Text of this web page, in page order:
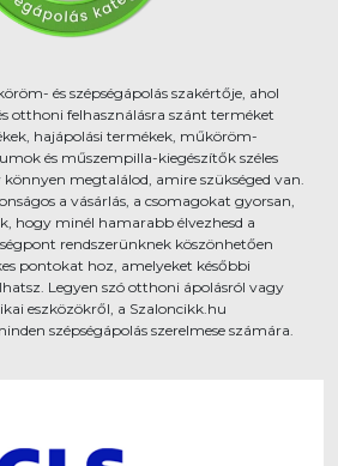
és szépségápolás szakértője, ahol
otthoni felhasználásra szánt terméket
hajápolási termékek, műköröm-
és műszempilla-kiegészítők széles
megtalálod, amire szükséged van.
a vásárlás, a csomagokat gyorsan,
hogy minél hamarabb élvezhesd a
rendszerünknek köszönhetően
pontokat hoz, amelyeket későbbi
Legyen szó otthoni ápolásról vagy
eszközökről, a Szaloncikk.hu
szépségápolás szerelmese számára.